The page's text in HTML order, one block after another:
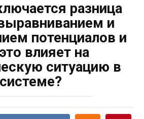
разница
и
потенциалов и
влияет на
ситуацию в
системе?